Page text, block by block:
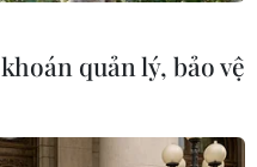
dân sự các huyện,
ban, ngành trong
biến của bão, tổ chức
mọi biện pháp kêu
trưởng các tàu
quản lý, bảo vệ